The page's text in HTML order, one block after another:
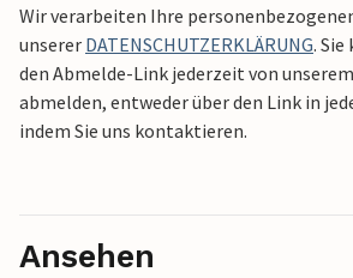
Wir verarbeiten Ihre
unserer DATENSCHUTZERKLÄRUNG.
den Abmelde-Link jederzeit von
abmelden, entweder über den Link in
indem Sie uns kontaktieren.
Ansehen